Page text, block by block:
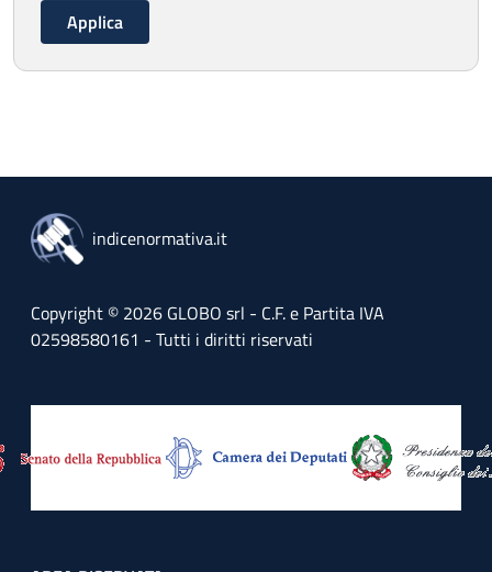
indicenormativa.it
Copyright © 2026 GLOBO srl - C.F. e Partita IVA
02598580161 - Tutti i diritti riservati